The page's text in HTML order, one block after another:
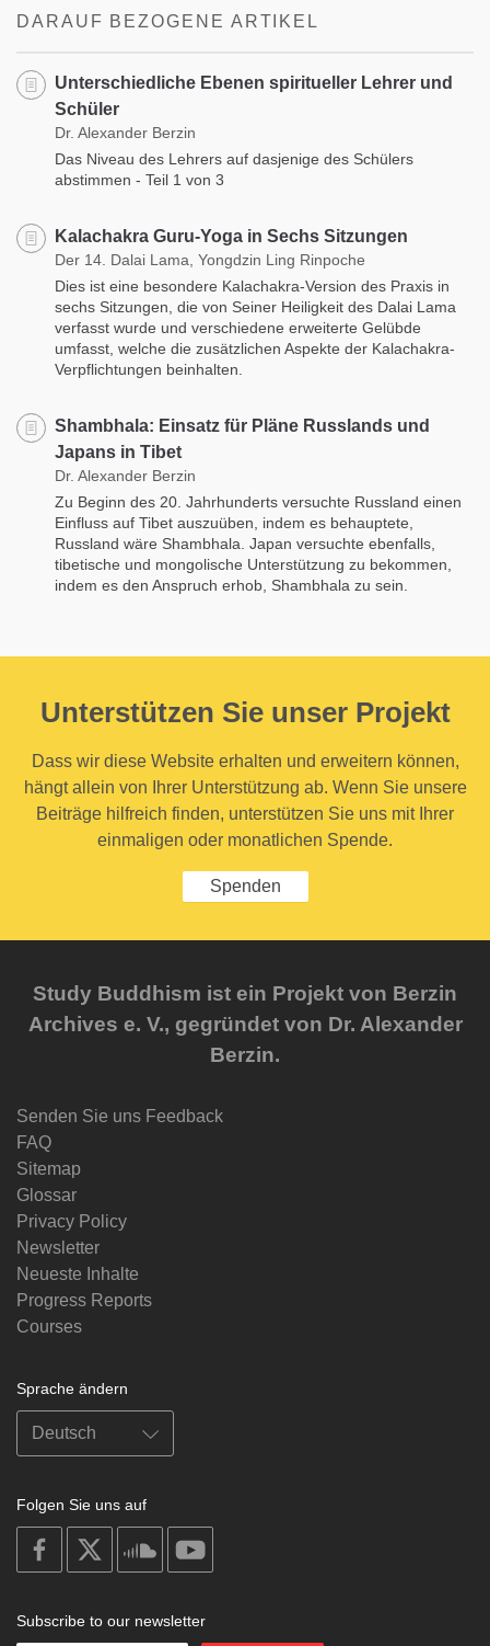
DARAUF BEZOGENE ARTIKEL
Unterschiedliche Ebenen spiritueller Lehrer und
Schüler
Dr. Alexander Berzin
Das Niveau des Lehrers auf dasjenige des Schülers
abstimmen - Teil 1 von 3
Kalachakra Guru-Yoga in Sechs Sitzungen
Der 14. Dalai Lama, Yongdzin Ling Rinpoche
Dies ist eine besondere Kalachakra-Version des Praxis in
sechs Sitzungen, die von Seiner Heiligkeit des Dalai Lama
verfasst wurde und verschiedene erweiterte Gelübde
umfasst, welche die zusätzlichen Aspekte der Kalachakra-
Verpflichtungen beinhalten.
Shambhala: Einsatz für Pläne Russlands und
Japans in Tibet
Dr. Alexander Berzin
Zu Beginn des 20. Jahrhunderts versuchte Russland einen
Einfluss auf Tibet auszuüben, indem es behauptete,
Russland wäre Shambhala. Japan versuchte ebenfalls,
tibetische und mongolische Unterstützung zu bekommen,
indem es den Anspruch erhob, Shambhala zu sein.
Unterstützen Sie unser Projekt
Dass wir diese Website erhalten und erweitern können,
hängt allein von Ihrer Unterstützung ab. Wenn Sie unsere
Beiträge hilfreich finden, unterstützen Sie uns mit Ihrer
einmaligen oder monatlichen Spende.
Spenden
Study Buddhism ist ein Projekt von Berzin
Archives e. V., gegründet von Dr. Alexander
Berzin.
Senden Sie uns Feedback
FAQ
Sitemap
Glossar
Privacy Policy
Newsletter
Neueste Inhalte
Progress Reports
Courses
Sprache ändern
Folgen Sie uns auf
on
facebook
soundcloud
Subscribe to our newsletter